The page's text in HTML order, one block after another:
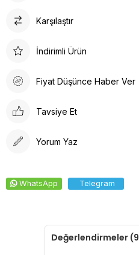
Karşılaştır
İndirimli Ürün
Fiyat Düşünce Haber Ver
Tavsiye Et
Yorum Yaz
WhatsApp Telegram
Değerlendirmeler